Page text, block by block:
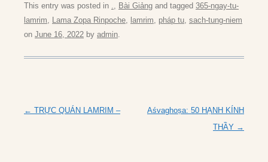
This entry was posted in ., Bài Giảng and tagged 365-ngay-tu-
lamrim, Lama Zopa Rinpoche, lamrim, pháp tu, sach-tung-niem
on June 16, 2022 by admin.
Post
← TRỰC QUÁN LAMRIM –
Aśvaghoṣa: 50 HẠNH KÍNH
THẦY →